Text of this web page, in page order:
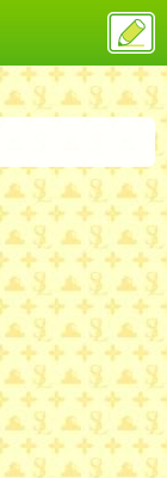
ス
投
稿